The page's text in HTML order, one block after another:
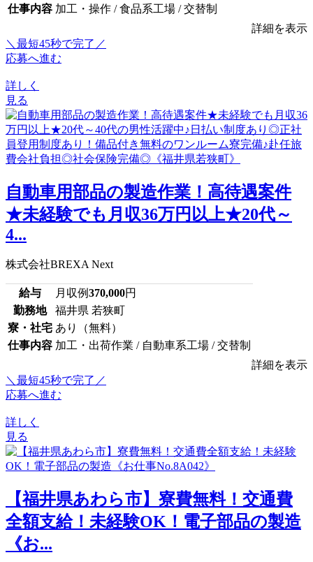
仕事内容 加工・操作 / 食品系工場 / 交替制
詳細を表示
＼最短45秒で完了／
応募へ進む
詳しく
見る
自動車用部品の製造作業！高待遇案件
★未経験でも月収36万円以上★20代～
4...
株式会社BREXA Next
給与 月収例370,000円
勤務地
福井県 若狭町
寮・社宅 あり（無料）
仕事内容 加工・出荷作業 / 自動車系工場 / 交替制
詳細を表示
＼最短45秒で完了／
応募へ進む
詳しく
見る
【福井県あわら市】寮費無料！交通費
全額支給！未経験OK！電子部品の製造
《お...